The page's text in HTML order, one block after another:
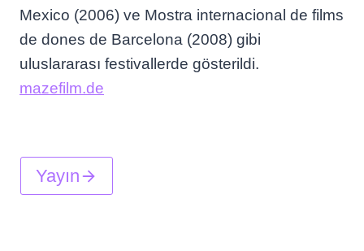
Mexico (2006) ve Mostra internacional de films
de dones de Barcelona (2008) gibi
uluslararası festivallerde gösterildi.
mazefilm.de
Yayın